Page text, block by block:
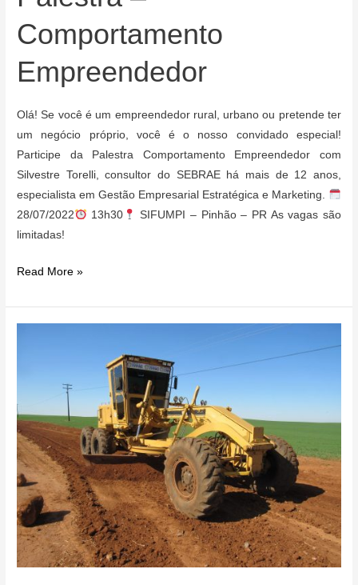
Comportamento
Empreendedor
Olá! Se você é um empreendedor rural, urbano ou pretende ter
um negócio próprio, você é o nosso convidado especial!
Participe da Palestra Comportamento Empreendedor com
Silvestre Torelli, consultor do SEBRAE há mais de 12 anos,
especialista em Gestão Empresarial Estratégica e Marketing.
28/07/2022
13h30
SIFUMPI – Pinhão – PR As vagas são
limitadas!
Palestra
Comportamento
Read More »